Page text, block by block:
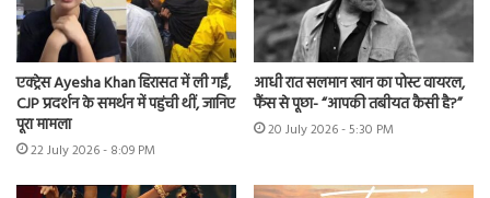
एक्ट्रेस Ayesha Khan हिरासत में ली गईं,
CJP प्रदर्शन के समर्थन में पहुंची थीं, जानिए
पूरा मामला
22 July 2026 - 8:09 PM
आधी रात सलमान खान का पोस्ट वायरल,
फैंस से पूछा- “आपकी तबीयत कैसी है?”
20 July 2026 - 5:30 PM